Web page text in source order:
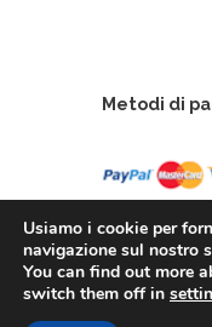
Metodi di
Ottica Tomarchio
Usiamo i cookie per
navigazione sul nostro
You can find out more
switch them off in